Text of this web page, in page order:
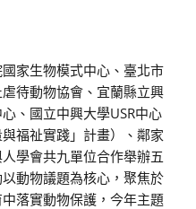
家生物模式中心、臺北市
待動物協會、宜蘭縣立興
、國立中興大學USR中心
福祉實踐」計畫）、鄰家
學會共九單位合作舉辦五
動物議題為核心，聚焦於
落實動物保護，今年主題